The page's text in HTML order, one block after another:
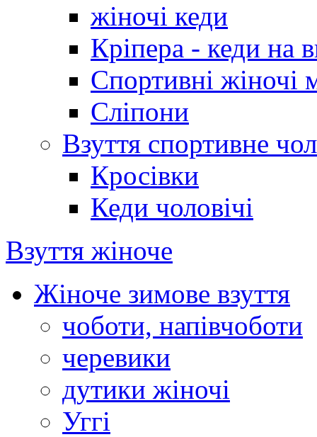
жіночі кеди
Кріпера - кеди на
Спортивні жіночі
Сліпони
Взуття спортивне
Кросівки
Кеди чоловічі
Взуття жіноче
Жіноче зимове взуття
чоботи, напівчоботи
черевики
дутики жіночі
Уггі